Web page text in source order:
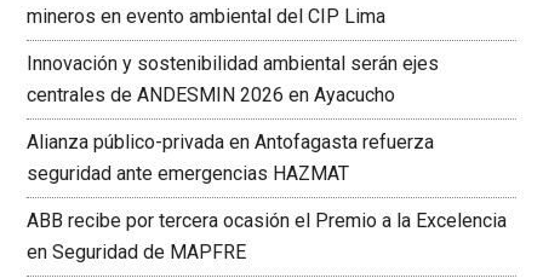
mineros en evento ambiental del CIP Lima
Innovación y sostenibilidad ambiental serán ejes
centrales de ANDESMIN 2026 en Ayacucho
Alianza público-privada en Antofagasta refuerza
seguridad ante emergencias HAZMAT
ABB recibe por tercera ocasión el Premio a la Excelencia
en Seguridad de MAPFRE